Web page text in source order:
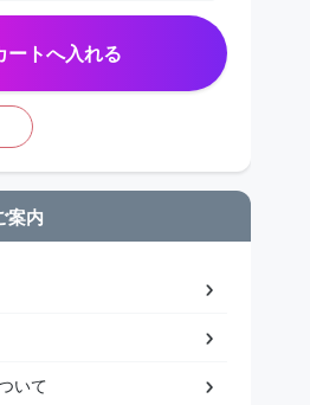
ートへ入れる
案内
いて